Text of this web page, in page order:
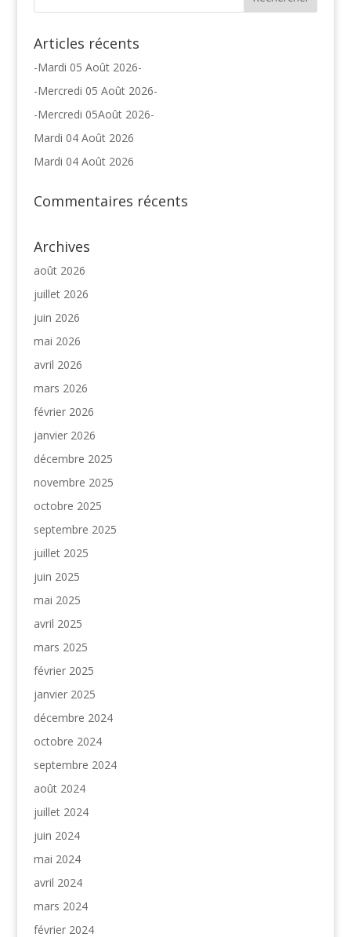
Articles récents
-Mardi 05 Août 2026-
-Mercredi 05 Août 2026-
-Mercredi 05Août 2026-
Mardi 04 Août 2026
Mardi 04 Août 2026
Commentaires récents
Archives
août 2026
juillet 2026
juin 2026
mai 2026
avril 2026
mars 2026
février 2026
janvier 2026
décembre 2025
novembre 2025
octobre 2025
septembre 2025
juillet 2025
juin 2025
mai 2025
avril 2025
mars 2025
février 2025
janvier 2025
décembre 2024
octobre 2024
septembre 2024
août 2024
juillet 2024
juin 2024
mai 2024
avril 2024
mars 2024
février 2024